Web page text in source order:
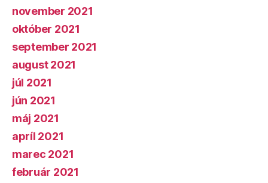
november 2021
október 2021
september 2021
august 2021
júl 2021
jún 2021
máj 2021
apríl 2021
marec 2021
február 2021